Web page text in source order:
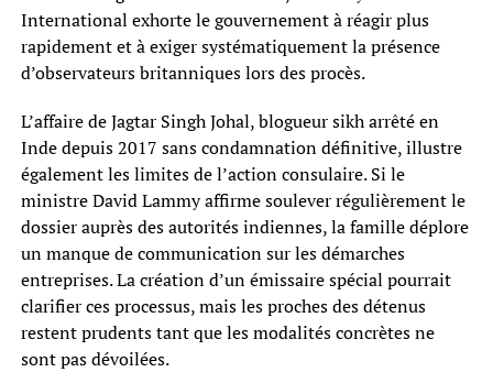
International exhorte le gouvernement à réagir plus
rapidement et à exiger systématiquement la présence
d’observateurs britanniques lors des procès.
L’affaire de Jagtar Singh Johal, blogueur sikh arrêté en
Inde depuis 2017 sans condamnation définitive, illustre
également les limites de l’action consulaire. Si le
ministre David Lammy affirme soulever régulièrement le
dossier auprès des autorités indiennes, la famille déplore
un manque de communication sur les démarches
entreprises. La création d’un émissaire spécial pourrait
clarifier ces processus, mais les proches des détenus
restent prudents tant que les modalités concrètes ne
sont pas dévoilées.